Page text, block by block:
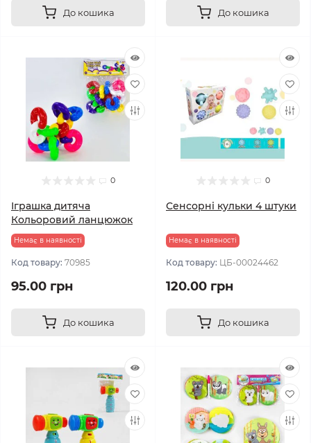
До кошика До кошика
0
Іграшка дитяча
Кольоровий ланцюжок
Немає в наявності
Код товару: 70985
95.00 грн
До кошика
0
Сенсорні кульки 4 штуки
Немає в наявності
Код товару: ЦБ-00024462
120.00 грн
До кошика